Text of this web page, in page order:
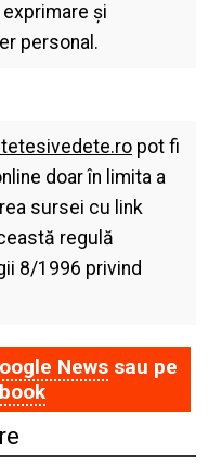
şi
personal.
pot fi
doar în limita a
sursei cu link
regulă
8/1996 privind
Newssau pe